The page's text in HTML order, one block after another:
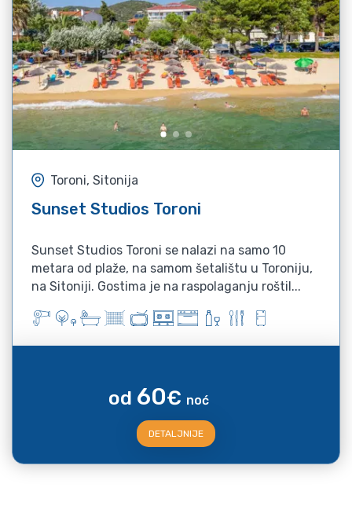
Toroni, Sitonija
Sunset Studios Toroni
Sunset Studios Toroni se nalazi na samo 10
metara od plaže, na samom šetalištu u Toroniju,
na Sitoniji. Gostima je na raspolaganju roštil...
od 60€ noć
DETALJNIJE